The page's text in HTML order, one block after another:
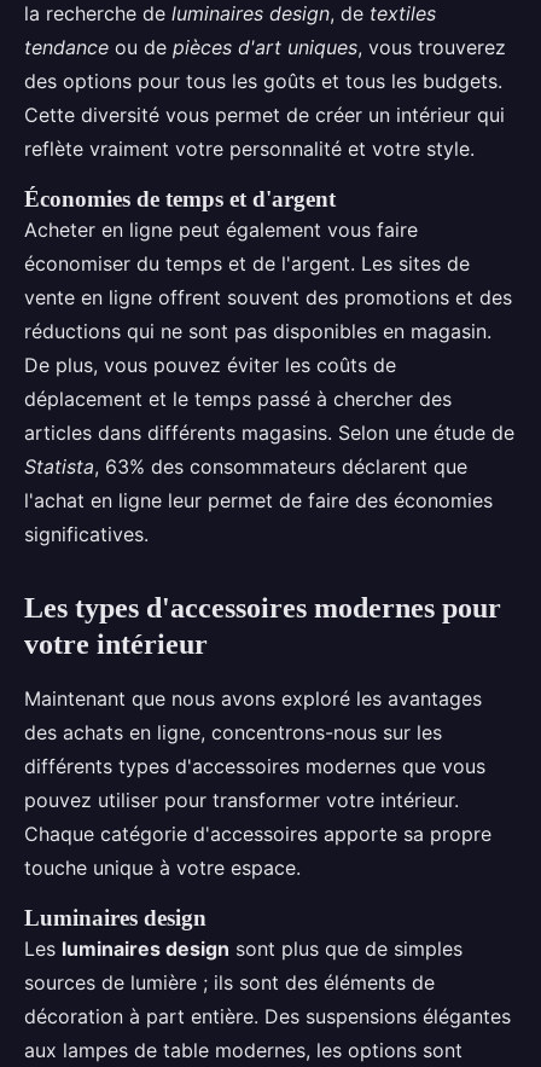
la recherche de luminaires design, de textiles
tendance ou de pièces d'art uniques, vous trouverez
des options pour tous les goûts et tous les budgets.
Cette diversité vous permet de créer un intérieur qui
reflète vraiment votre personnalité et votre style.
Économies de temps et d'argent
Acheter en ligne peut également vous faire
économiser du temps et de l'argent. Les sites de
vente en ligne offrent souvent des promotions et des
réductions qui ne sont pas disponibles en magasin.
De plus, vous pouvez éviter les coûts de
déplacement et le temps passé à chercher des
articles dans différents magasins. Selon une étude de
Statista, 63% des consommateurs déclarent que
l'achat en ligne leur permet de faire des économies
significatives.
Les types d'accessoires modernes pour
votre intérieur
Maintenant que nous avons exploré les avantages
des achats en ligne, concentrons-nous sur les
différents types d'accessoires modernes que vous
pouvez utiliser pour transformer votre intérieur.
Chaque catégorie d'accessoires apporte sa propre
touche unique à votre espace.
Luminaires design
Les luminaires design sont plus que de simples
sources de lumière ; ils sont des éléments de
décoration à part entière. Des suspensions élégantes
aux lampes de table modernes, les options sont